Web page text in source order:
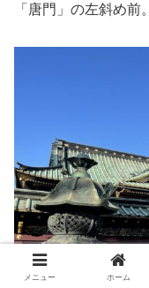
「唐門」の左斜め前。
メニュー ホーム